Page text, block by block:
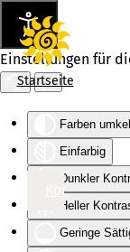
Einstellungen für
Farben
Einfarbig
Dunkler
Heller
Geringe
Hauptinhalt
Hauptmenü
Kontakt
Startseite